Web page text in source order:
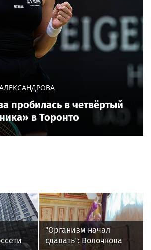
пробилась в четвёртый
в Торонто
"Организм начал
сдавать": Волочкова